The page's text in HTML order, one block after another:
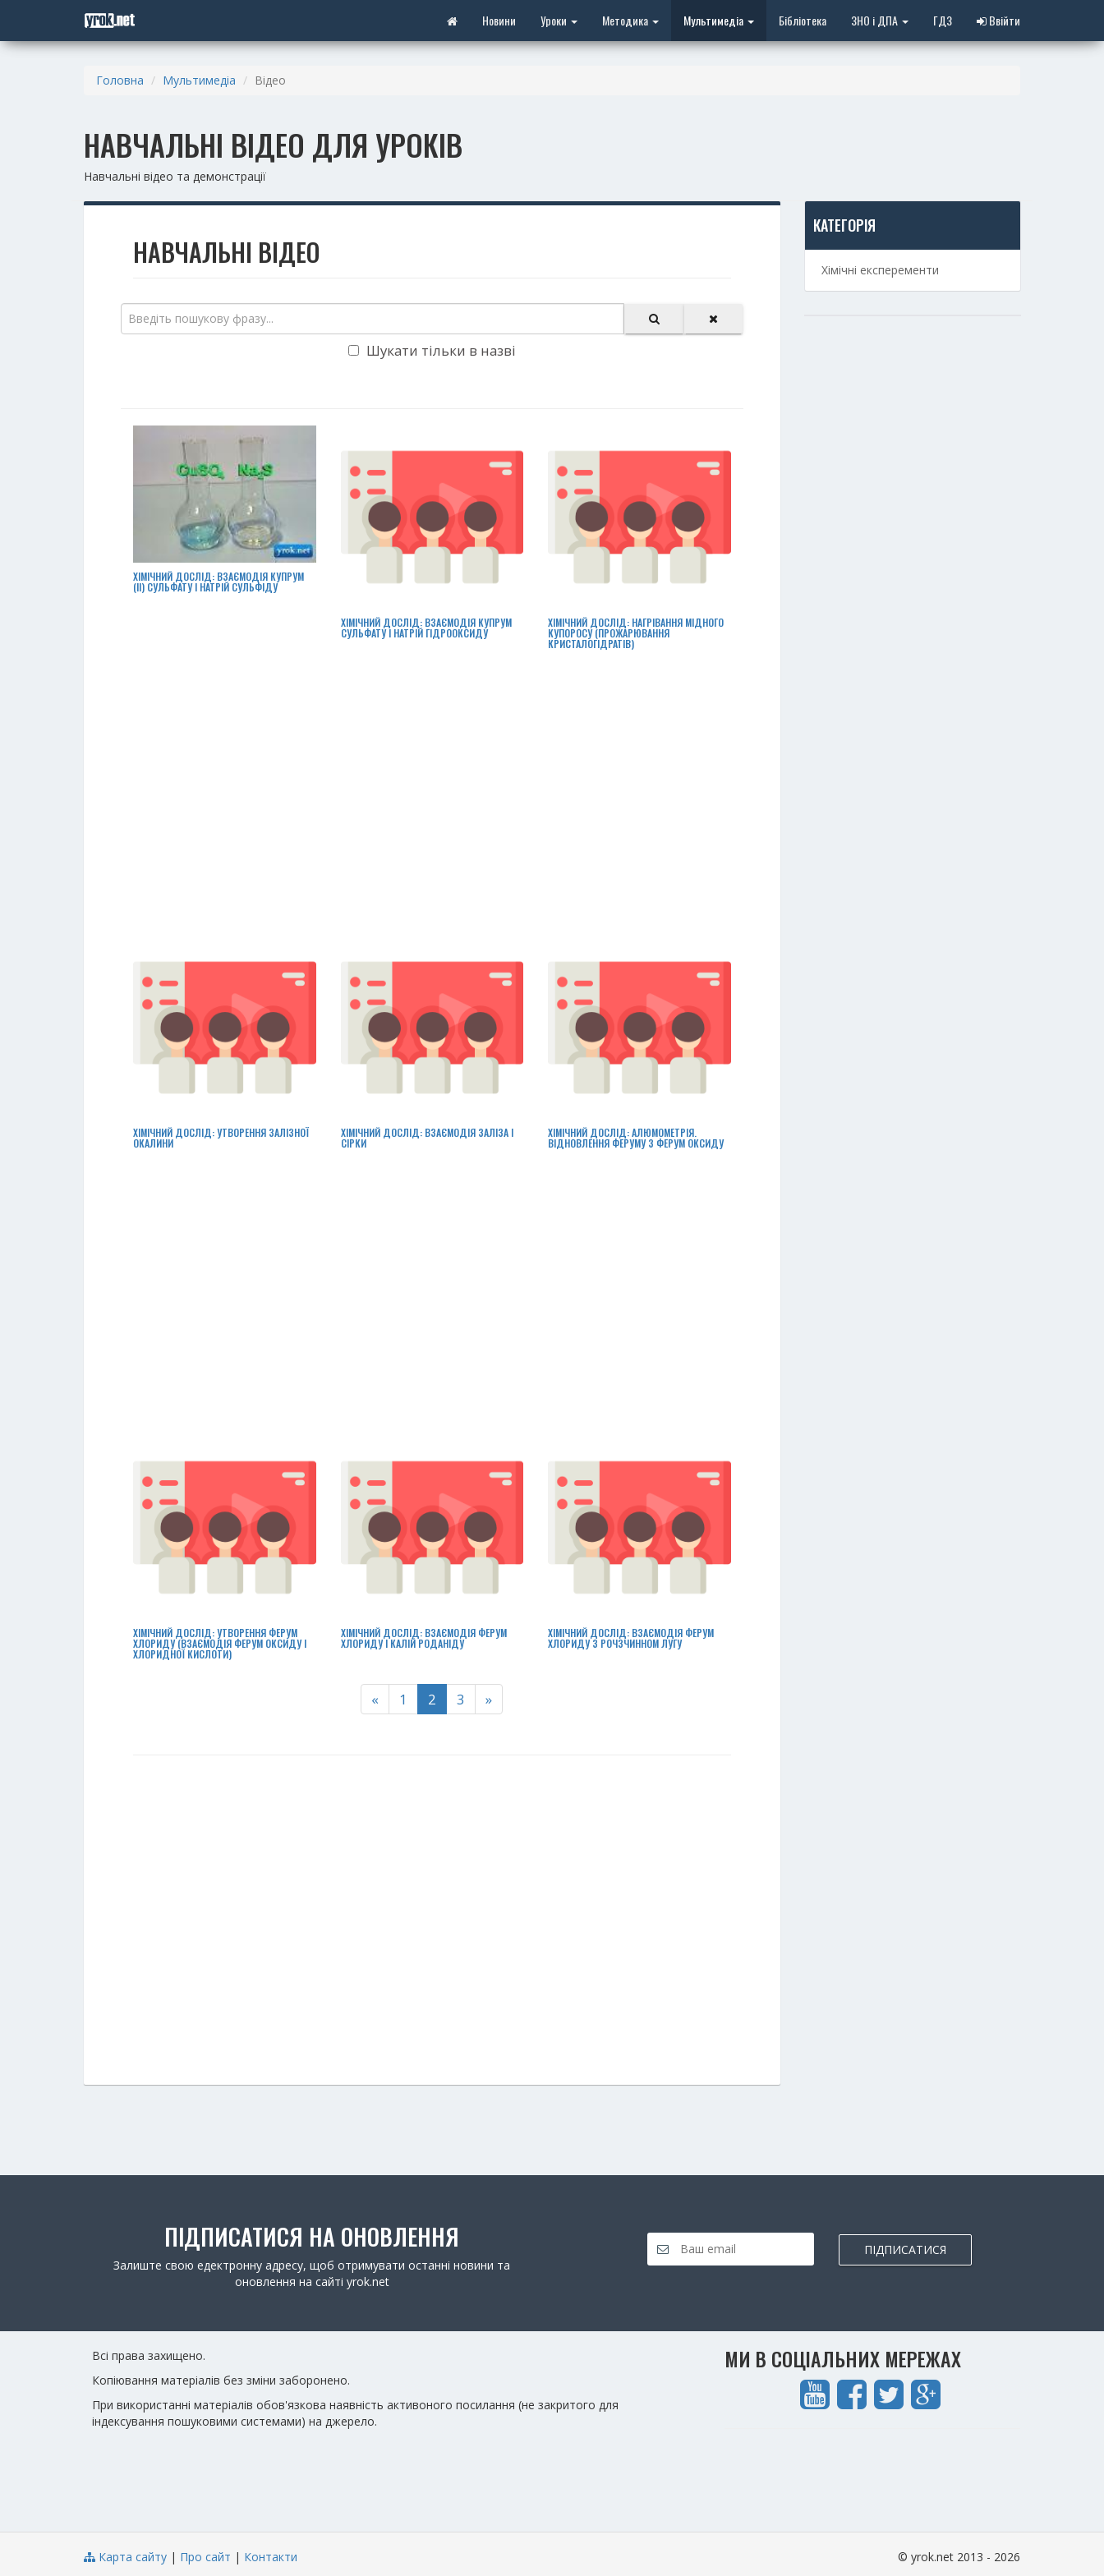
Новини Уроки Методика Мультимедіа Бібліотека ЗНО і ДПА ГДЗ Ввійти
Головна Мультимедіа Відео
НАВЧАЛЬНІ ВІДЕО ДЛЯ УРОКІВ
Навчальні відео та демонстрації
НАВЧАЛЬНІ ВІДЕО
Шукати тільки в назві
ХІМІЧНИЙ ДОСЛІД: ВЗАЄМОДІЯ КУПРУМ
(ІІ) СУЛЬФАТУ І НАТРІЙ СУЛЬФІДУ
ХІМІЧНИЙ ДОСЛІД: ВЗАЄМОДІЯ КУПРУМ
СУЛЬФАТУ І НАТРІЙ ГІДРООКСИДУ
ХІМІЧНИЙ ДОСЛІД: НАГРІВАННЯ МІДНОГО
КУПОРОСУ (ПРОЖАРЮВАННЯ
КРИСТАЛОГІДРАТІВ)
ХІМІЧНИЙ ДОСЛІД: УТВОРЕННЯ ЗАЛІЗНОЇ
ОКАЛИНИ
ХІМІЧНИЙ ДОСЛІД: ВЗАЄМОДІЯ ЗАЛІЗА І
СІРКИ
ХІМІЧНИЙ ДОСЛІД: АЛЮМОМЕТРІЯ.
ВІДНОВЛЕННЯ ФЕРУМУ З ФЕРУМ ОКСИДУ
ХІМІЧНИЙ ДОСЛІД: УТВОРЕННЯ ФЕРУМ
ХЛОРИДУ (ВЗАЄМОДІЯ ФЕРУМ ОКСИДУ І
ХЛОРИДНОЇ КИСЛОТИ)
ХІМІЧНИЙ ДОСЛІД: ВЗАЄМОДІЯ ФЕРУМ
ХЛОРИДУ І КАЛІЙ РОДАНІДУ
ХІМІЧНИЙ ДОСЛІД: ВЗАЄМОДІЯ ФЕРУМ
ХЛОРИДУ З РОЧЗЧИННОМ ЛУГУ
« 1 2 3 »
КАТЕГОРІЯ
Хімічні експеременти
ПІДПИСАТИСЯ НА ОНОВЛЕННЯ
Залиште свою едектронну адресу, щоб отримувати останні новини та
оновлення на сайті yrok.net
ПІДПИСАТИСЯ
Всі права захищено.
Копіювання матеріалів без зміни заборонено.
При використанні матеріалів обов'язкова наявність активоного посилання (не закритого для
індексування пошуковими системами) на джерело.
МИ В СОЦІАЛЬНИХ МЕРЕЖАХ
Карта сайту | Про сайт | Контакти © yrok.net 2013 - 2026